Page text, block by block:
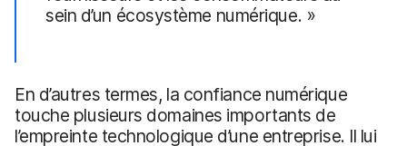
sein d’un écosystème numérique. »
En d’autres termes, la confiance numérique
touche plusieurs domaines importants de
l’empreinte technologique d’une entreprise. Il lui